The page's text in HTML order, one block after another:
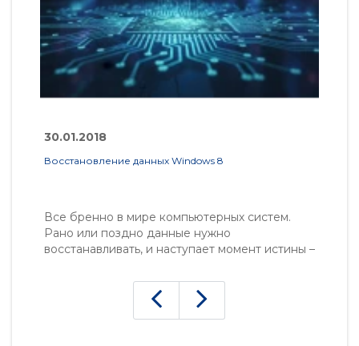
30.01.2018
Восстановление данных Windows 8
Все бренно в мире компьютерных систем.
Рано или поздно данные нужно
восстанавливать, и наступает момент истины –
которую ругали все, кому ни лень – меню
Пуск нет, плиточный интерфейс на больших
мониторах неудобен..